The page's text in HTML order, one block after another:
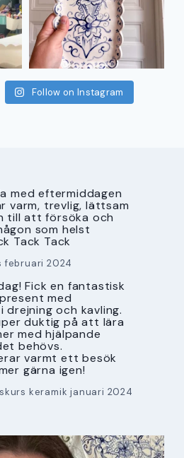
Follow on Instagram
med eftermiddagen
varm, trevlig, lättsam
till att försöka och
som helst
Tack Tack
februari 2024
Fick en fantastisk
med
drejning och kavling.
duktig på att lära
med hjälpande
behövs.
varmt ett besök
gärna igen!
keramik januari 2024